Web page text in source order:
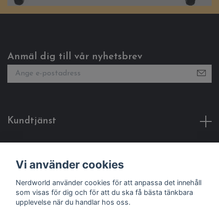
Anmäl dig till vår nyhetsbrev
Kundtjänst
Sociala medier
Vi använder cookies
Nerdworld använder cookies för att anpassa det innehåll
som visas för dig och för att du ska få bästa tänkbara
upplevelse när du handlar hos oss.